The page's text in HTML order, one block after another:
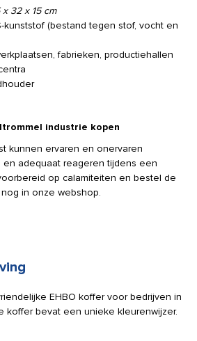
x 32 x 15 cm
kunststof (bestand tegen stof, vocht en
fabrieken, productiehallen
industrie kopen
kunnen ervaren en onervaren
en adequaat reageren tijdens een
op calamiteiten en bestel de
in onze webshop.
EHBO koffer voor bedrijven in
koffer bevat een unieke kleurenwijzer.